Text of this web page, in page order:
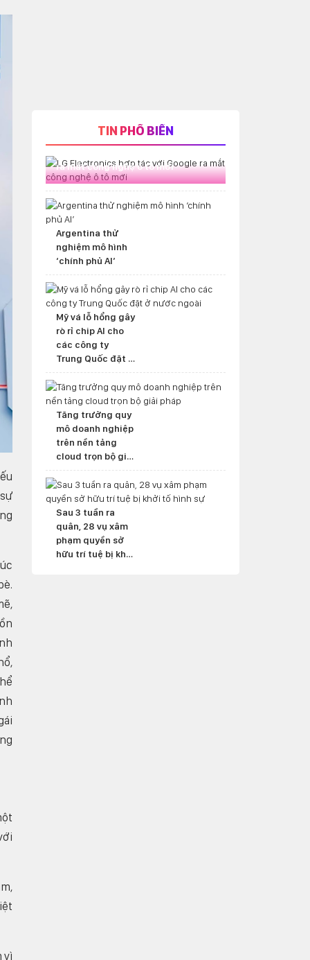
vì
TIN PHỔ BIẾN
ra mắt công nghệ ô tô mới
Argentina thử
nghiệm mô hình
‘chính phủ AI’
Mỹ vá lỗ hổng gây
rò rỉ chip AI cho
các công ty
Trung Quốc đặt ở
nước ngoài
Tăng trưởng quy
mô doanh nghiệp
trên nền tảng
cloud trọn bộ giải
pháp
Sau 3 tuần ra
quân, 28 vụ xâm
phạm quyền sở
hữu trí tuệ bị khởi